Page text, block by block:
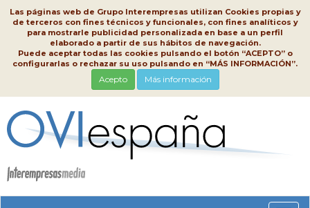
Las páginas web de Grupo Interempresas utilizan Cookies propias y
de terceros con fines técnicos y funcionales, con fines analíticos y
para mostrarle publicidad personalizada en base a un perfil
elaborado a partir de sus hábitos de navegación.
Puede aceptar todas las cookies pulsando el botón “ACEPTO” o
configurarlas o rechazar su uso pulsando en “MÁS INFORMACIÓN”.
Acepto Más información